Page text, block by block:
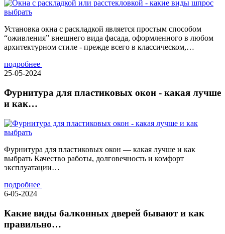
Установка окна с раскладкой является простым способом
“оживления” внешнего вида фасада, оформленного в любом
архитектурном стиле - прежде всего в классическом,…
подробнее
25-05-2024
Фурнитура для пластиковых окон - какая лучше
и как…
Фурнитура для пластиковых окон — какая лучше и как
выбрать Качество работы, долговечность и комфорт
эксплуатации…
подробнее
6-05-2024
Какие виды балконных дверей бывают и как
правильно…